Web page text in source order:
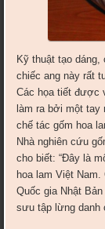
Kỹ thuật tạo
chiếc ang này rất
Các họa tiết được
làm ra bởi một tay
chế tác gốm hoa
Nhà nghiên cứu
cho biết: “Đây là
hoa lam Việt
Quốc gia Nhật
sưu tập lừng danh